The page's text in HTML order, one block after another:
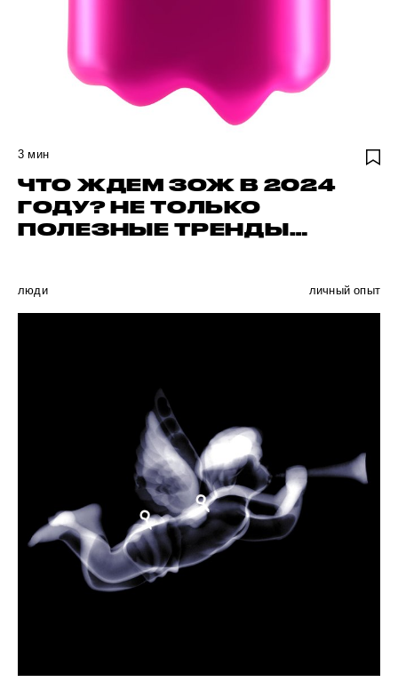
3 мин
ЧТО ЖДЕМ ЗОЖ В 2024
ГОДУ? НЕ ТОЛЬКО
ПОЛЕЗНЫЕ ТРЕНДЫ…
люди личный опыт